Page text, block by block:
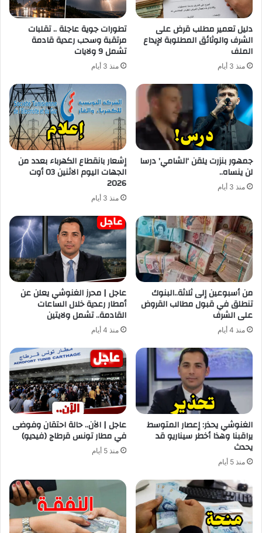
دليل تعمير مطلب قرض على
الشرف والوثائق المطلوبة لإيداع
الملف
منذ 3 أيام
تطورات جوية عاجلة .. تقلبات
مرتقبة وسحب رعدية قادمة
تشمل 9 ولايات
منذ 3 أيام
جمهور بنزرت يلقن ‘الشامي’ درسا
لن ينساه..
منذ 3 أيام
إشعار بانقطاع الكهرباء بعدد من
الجهات اليوم الاثنين 03 أوت
2026
منذ 3 أيام
من أسبوعين إلى ثلاثة..البنوك
تنطلق في قبول مطالب القروض
على الشرف
منذ 4 أيام
عاجل | محرز الغنوشي يعلن عن
أمطار رعدية خلال الساعات
القادمة.. تشمل ولايتين
منذ 4 أيام
الغنوشي يحذر: إعصار المتوسط
يراقبنا وهذا أخطر سيناريو قد
يحدث
منذ 5 أيام
عاجل | الآن.. حالة احتقان وفوضى
في مطار تونس قرطاج (فيديو)
منذ 5 أيام